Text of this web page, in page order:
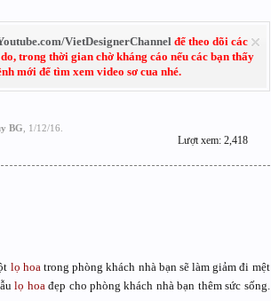
VietDesignerChannelđể theo dõi các
trong thời gian chờ kháng cáo nếu các bạn thấy
mới để tìm xem video sơ cua nhé.
BG 1/12/16
Lượt xem: 2,418
lọ hoatrong phòng khách nhà bạn sẽ làm giảm đi mệt
lọ hoađẹp cho phòng khách nhà bạn thêm sức sống.